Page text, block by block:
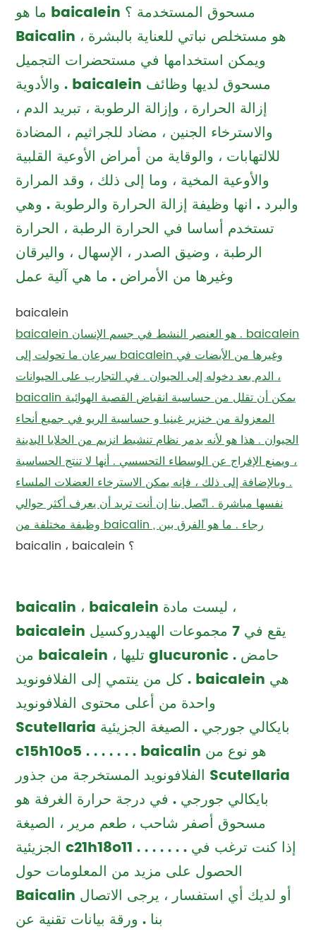
ما هو baicalein مسحوق المستخدمة ؟
Baicalin هو مستخلص نباتي للعناية بالبشرة ،
ويمكن استخدامها في مستحضرات التجميل
والأدوية . baicalein مسحوق لديها وظائف
إزالة الحرارة ، وإزالة الرطوبة ، تبريد الدم ،
والاسترخاء الجنين ، مضاد للجراثيم ، المضادة
للالتهابات ، والوقاية من أمراض الأوعية القلبية
والأوعية المخية ، وما إلى ذلك ، وقد المرارة
والبرد . انها وظيفة إزالة الحرارة والرطوبة . وهي
تستخدم أساسا في الحرارة الرطبة ، الحرارة
الرطبة ، وضيق الصدر ، الإسهال ، واليرقان
وغيرها من الأمراض . ما هي آلية عمل
baicalein
baicalein هو العنصر النشط في جسم الإنسان . baicalein
سرعان ما تحولت إلى baicalein وغيرها من الأيضات في
الدم بعد دخوله إلى الحيوان . في التجارب على الحيوانات ،
baicalin يمكن أن تقلل من حساسية انقباض القصبة الهوائية
المعزولة من خنزير غينيا و حساسية الربو في جميع أنحاء
الحيوان . هذا هو لأنه يدمر نظام تنشيط انزيم من الخلايا البدينة
، ويمنع الإفراج عن الوسطاء التحسسي . أنها لا تنتج الحساسية
. وبالإضافة إلى ذلك ، فإنه يمكن الاسترخاء العضلات الملساء
نفسها مباشرة . اتّصل بنا إن أنت تريد أن يعرف أكثر حوالي
وظيفة مختلفة من baicalin , رجاء . ما هو الفرق بين
baicalin ، baicalein ؟
baicalin ، baicalein ليست مادة ،
baicalein يقع في 7 مجموعات الهيدروكسيل
من baicalein ، تليها glucuronic حامض .
كل من ينتمي إلى الفلافونويد . baicalein هي
واحدة من أعلى محتوى الفلافونويد
Scutellaria بايكالي جورجي . الصيغة الجزيئية
c15h10o5 . . . . . . . baicalin هو نوع من
الفلافونويد المستخرجة من جذور Scutellaria
بايكالي جورجي . في درجة حرارة الغرفة هو
مسحوق أصفر شاحب ، طعم مرير ، الصيغة
الجزيئية c21h18o11 . . . . . . . إذا كنت ترغب في
الحصول على مزيد من المعلومات حول
Baicalin أو لديك أي استفسار ، يرجى الاتصال
بنا . ورقة بيانات تقنية عن